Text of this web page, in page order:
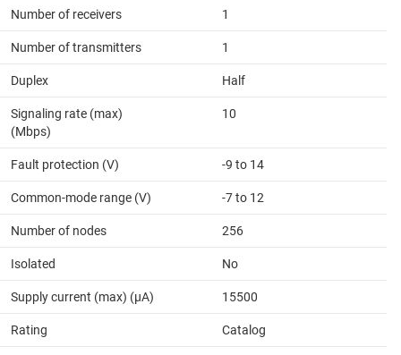
Number of receivers 1
Number of transmitters 1
Duplex Half
Signaling rate (max)
(Mbps)
10
Fault protection (V) -9 to 14
Common-mode range (V) -7 to 12
Number of nodes 256
Isolated No
Supply current (max) (µA) 15500
Rating Catalog